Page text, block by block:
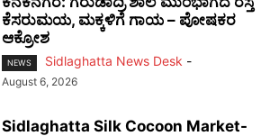
ಕೆಸರುಮಯ, ಮಕ್ಕಳಿಗೆ ಗಾಯ – ಪೋಷಕರ
ಆಕ್ರೋಶ
NEWS Sidlaghatta News Desk -
August 6, 2026
Sidlaghatta Silk Cocoon Market-